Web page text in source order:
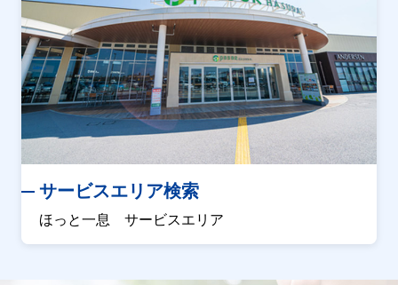
サービスエリア検索
ほっと一息 サービスエリア